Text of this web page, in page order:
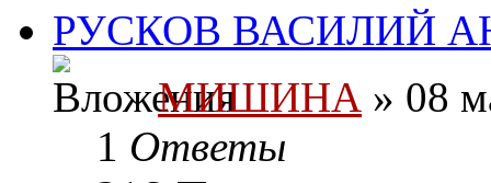
РУСКОВ ВАСИЛИЙ
МИШИНА » 08
1 Ответы